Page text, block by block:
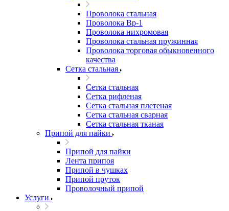
Проволока стальная
Проволока Вр-1
Проволока нихромовая
Проволока стальная пружинная
Проволока торговая обыкновенного
качества
Сетка стальная
Сетка стальная
Сетка рифленая
Сетка стальная плетеная
Сетка стальная сварная
Сетка стальная тканая
Припой для пайки
Припой для пайки
Лента припоя
Припой в чушках
Припой пруток
Проволочный припой
Услуги